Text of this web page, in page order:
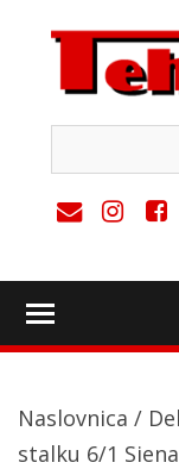
content
Naslovnica /
stalku 6/1 Siena